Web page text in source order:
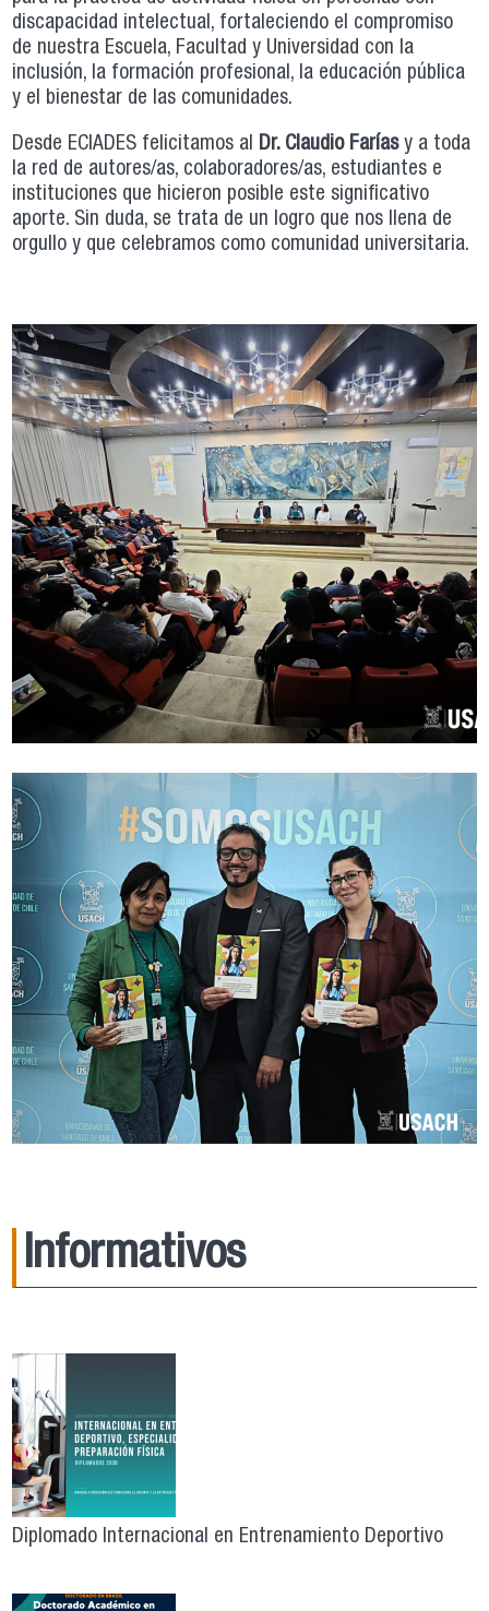
discapacidad intelectual, fortaleciendo el compromiso
de nuestra Escuela, Facultad y Universidad con la
inclusión, la formación profesional, la educación pública
y el bienestar de las comunidades.
Desde ECIADES felicitamos al Dr. Claudio Faríasy a toda
la red de autores/as, colaboradores/as, estudiantes e
instituciones que hicieron posible este significativo
aporte. Sin duda, se trata de un logro que nos llena de
orgullo y que celebramos como comunidad universitaria.
Informativos
Diplomado Internacional en Entrenamiento Deportivo